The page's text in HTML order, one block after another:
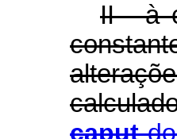
II - à
caputdo